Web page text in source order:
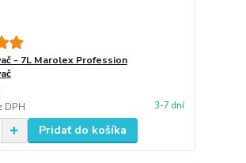
- 7L Marolex Profession
DPH 3-7 dní
Pridať do košíka